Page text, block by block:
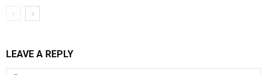
LEAVE A REPLY